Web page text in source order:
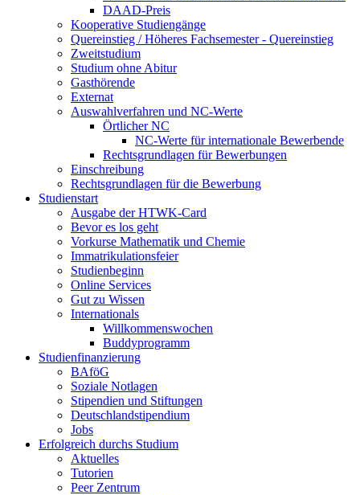
DAAD-Preis
Kooperative Studiengänge
Quereinstieg / Höheres Fachsemester - Quereinstieg
Zweitstudium
Studium ohne Abitur
Gasthörende
Externat
Auswahlverfahren und NC-Werte
Örtlicher NC
NC-Werte für internationale Bewerbende
Rechtsgrundlagen für Bewerbungen
Einschreibung
Rechtsgrundlagen für die Bewerbung
Studienstart
Ausgabe der HTWK-Card
Bevor es los geht
Vorkurse Mathematik und Chemie
Immatrikulationsfeier
Studienbeginn
Online Services
Gut zu Wissen
Internationals
Willkommenswochen
Buddyprogramm
Studienfinanzierung
BAföG
Soziale Notlagen
Stipendien und Stiftungen
Deutschlandstipendium
Jobs
Erfolgreich durchs Studium
Aktuelles
Tutorien
Peer Zentrum